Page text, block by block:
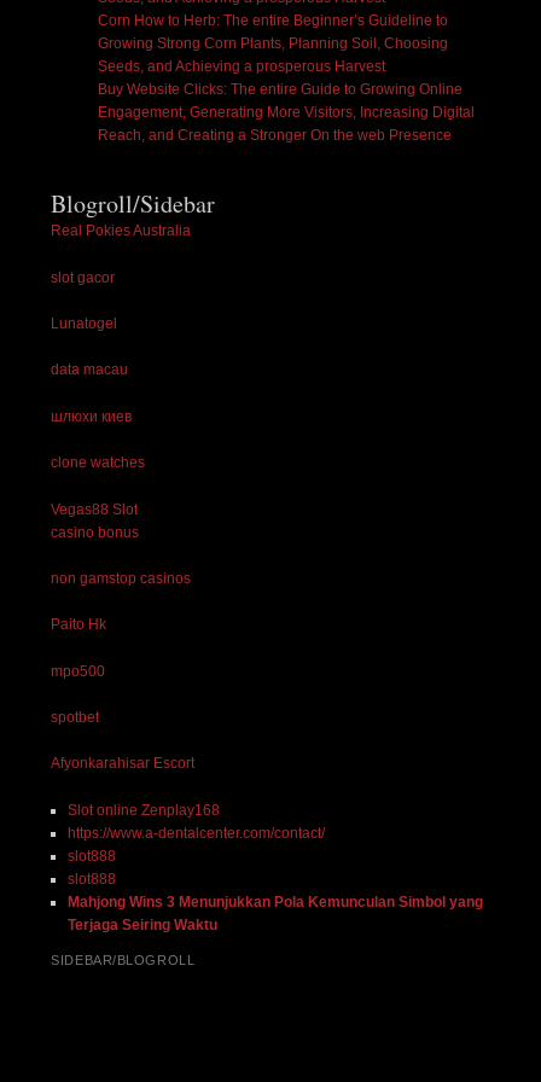
Corn How to Herb: The entire Beginner’s Guideline to
Growing Strong Corn Plants, Planning Soil, Choosing
Seeds, and Achieving a prosperous Harvest
Buy Website Clicks: The entire Guide to Growing Online
Engagement, Generating More Visitors, Increasing Digital
Reach, and Creating a Stronger On the web Presence
Blogroll/Sidebar
Real Pokies Australia
slot gacor
Lunatogel
data macau
шлюхи киев
clone watches
Vegas88 Slot
casino bonus
non gamstop casinos
Paito Hk
mpo500
spotbet
Afyonkarahisar Escort
Slot online Zenplay168
https://www.a-dentalcenter.com/contact/
slot888
slot888
Mahjong Wins 3 Menunjukkan Pola Kemunculan Simbol yang
Terjaga Seiring Waktu
SIDEBAR/BLOGROLL